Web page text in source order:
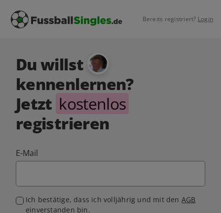
Bereits registriert? Login
Du willst
kennenlernen?
Jetzt kostenlos
registrieren
E-Mail
Ich bestätige, dass ich volljährig und mit den AGB
einverstanden bin.